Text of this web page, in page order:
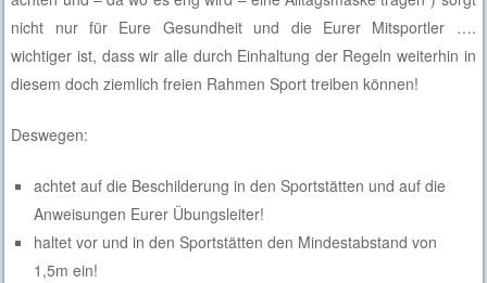
nicht nur für Eure Gesundheit und die Eurer Mitsportler ….
wichtiger ist, dass wir alle durch Einhaltung der Regeln weiterhin in
diesem doch ziemlich freien Rahmen Sport treiben können!
Deswegen:
achtet auf die Beschilderung in den Sportstätten und auf die
Anweisungen Eurer Übungsleiter!
haltet vor und in den Sportstätten den Mindestabstand von
1,5m ein!